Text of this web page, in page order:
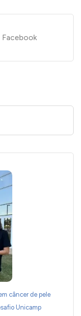
Facebook
câncer de pele
Unicamp